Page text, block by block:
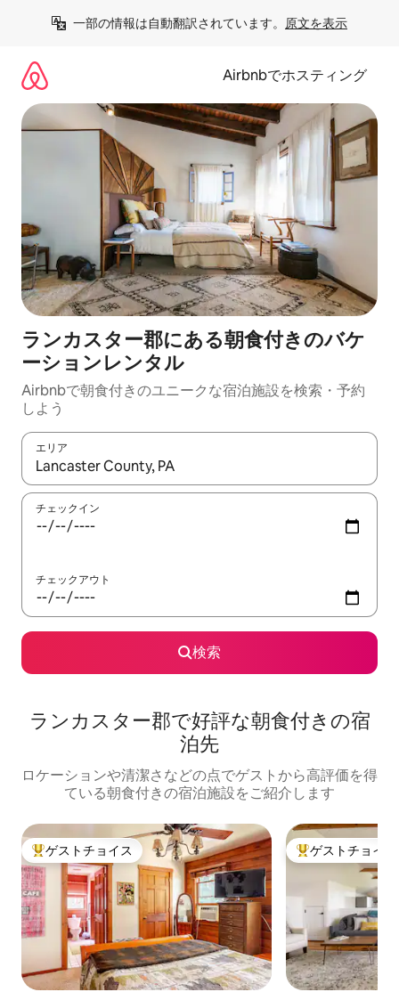
一部の情報は自動翻訳されています。 原文を表示
Airbnbでホスティング
ランカスター郡にある朝食付きのバケ
ーションレンタル
Airbnbで朝食付きのユニークな宿泊施設を検索・予約
しよう
エリア
検索結果が表示されたら、上下の矢印キーを使って移動するか
チェックイン
チェックアウト
検索
ランカスター郡で好評な朝食付きの宿
泊先
ロケーションや清潔さなどの点でゲストから高評価を得
ている朝食付きの宿泊施設をご紹介します
大好評のゲストチョイスです。
ゲストチョイス 大好評のゲスト
ゲストチョイス